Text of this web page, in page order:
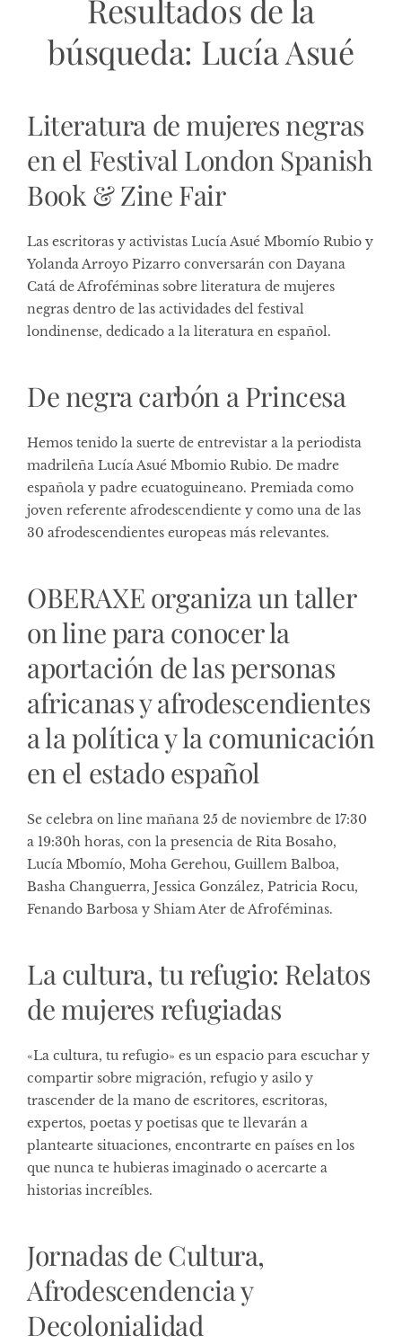
Resultados de la
búsqueda: Lucía Asué
Literatura de mujeres negras
en el Festival London Spanish
Book & Zine Fair
Las escritoras y activistas Lucía Asué Mbomío Rubio y
Yolanda Arroyo Pizarro conversarán con Dayana
Catá de Afroféminas sobre literatura de mujeres
negras dentro de las actividades del festival
londinense, dedicado a la literatura en español.
De negra carbón a Princesa
Hemos tenido la suerte de entrevistar a la periodista
madrileña Lucía Asué Mbomio Rubio. De madre
española y padre ecuatoguineano. Premiada como
joven referente afrodescendiente y como una de las
30 afrodescendientes europeas más relevantes.
OBERAXE organiza un taller
on line para conocer la
aportación de las personas
africanas y afrodescendientes
a la política y la comunicación
en el estado español
Se celebra on line mañana 25 de noviembre de 17:30
a 19:30h horas, con la presencia de Rita Bosaho,
Lucía Mbomío, Moha Gerehou, Guillem Balboa,
Basha Changuerra, Jessica González, Patricia Rocu,
Fenando Barbosa y Shiam Ater de Afroféminas.
La cultura, tu refugio: Relatos
de mujeres refugiadas
«La cultura, tu refugio» es un espacio para escuchar y
compartir sobre migración, refugio y asilo y
trascender de la mano de escritores, escritoras,
expertos, poetas y poetisas que te llevarán a
plantearte situaciones, encontrarte en países en los
que nunca te hubieras imaginado o acercarte a
historias increíbles.
Jornadas de Cultura,
Afrodescendencia y
Decolonialidad